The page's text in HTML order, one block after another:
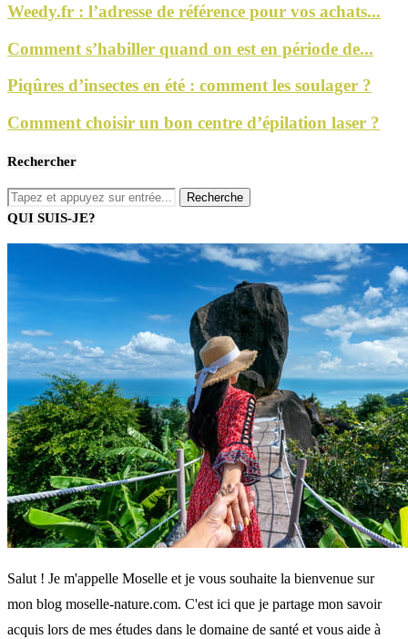
Weedy.fr : l’adresse de référence pour vos achats...
Comment s’habiller quand on est en période de...
Piqûres d’insectes en été : comment les soulager ?
Comment choisir un bon centre d’épilation laser ?
Rechercher
QUI SUIS-JE?
Salut ! Je m'appelle Moselle et je vous souhaite la bienvenue sur
mon blog moselle-nature.com. C'est ici que je partage mon savoir
acquis lors de mes études dans le domaine de santé et vous aide à